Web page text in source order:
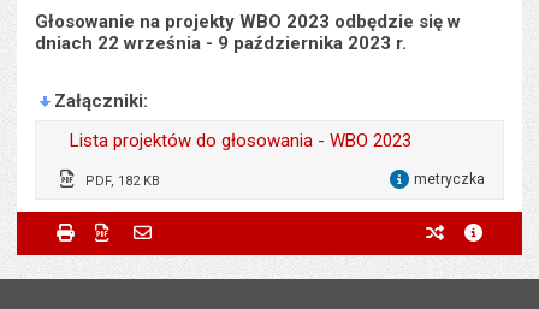
Głosowanie na projekty WBO 2023 odbędzie się w
dniach 22 września - 9 października 2023 r.
Załączniki
Lista projektów do głosowania - WBO 2023
PDF, 182 KB metryczka
Odpowiedzialny za treść:
Sebastian Wolszczak
Data wytworzenia:
13.09.2023
Metryczka
Odpowiedzialny za treść:
Sebastian Wolszczak
Powiadom znajomego
Powiadom znajomego
Twoje imię i nazwisko
Drukuj Zapisz do PDF poprzednie